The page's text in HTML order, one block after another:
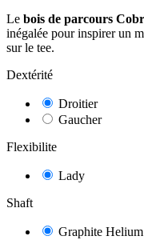
Le bois de parcours
inégalée pour inspirer un
sur le tee.
Dextérité
Droitier
Gaucher
Flexibilite
Lady
Shaft
Graphite